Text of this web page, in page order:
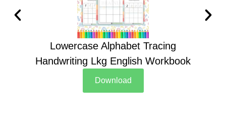
Lowercase Alphabet Tracing
Handwriting Lkg English Workbook
Download